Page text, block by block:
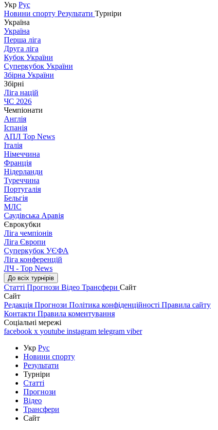
Укр Рус
Новини спорту Результати Турніри
Україна
Україна
Перша ліга
Друга ліга
Кубок України
Суперкубок України
Збірна України
Збірні
Ліга націй
ЧС 2026
Чемпіонати
Англія
Іспанія
АПЛ Top News
Італія
Німеччина
Франція
Нідерланди
Туреччина
Португалія
Бельгія
МЛС
Саудівська Аравія
Єврокубки
Ліга чемпіонів
Ліга Європи
Суперкубок УЄФА
Ліга конференцій
ЛЧ - Top News
До всіх турнірів
Статті Прогнози Відео Трансфери Сайт
Сайт
Редакція Прогнози Політика конфіденційності Правила сайту
Контакти Правила коментування
Соціальні мережі
facebook x youtube instagram telegram viber
Укр Рус
Новини спорту
Результати
Турніри
Статті
Прогнози
Відео
Трансфери
Сайт